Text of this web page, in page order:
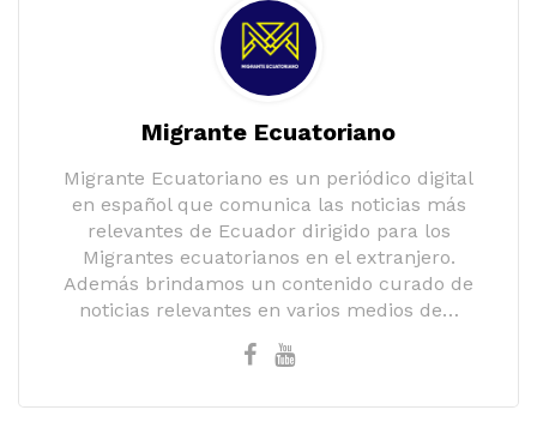
Migrante Ecuatoriano
Migrante Ecuatoriano es un periódico digital
en español que comunica las noticias más
relevantes de Ecuador dirigido para los
Migrantes ecuatorianos en el extranjero.
Además brindamos un contenido curado de
noticias relevantes en varios medios de…